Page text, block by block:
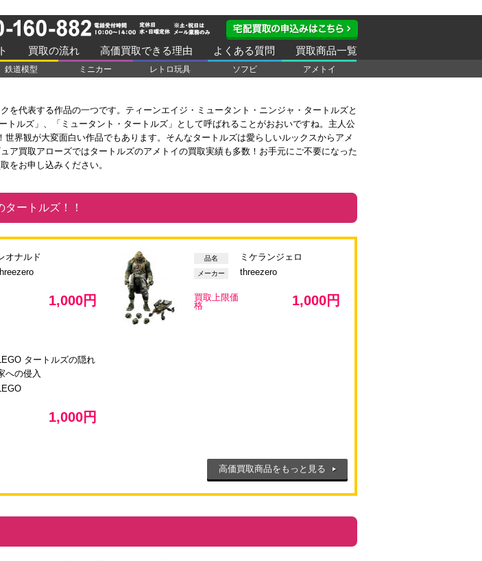
買取商品一覧
よくある質問
高価買取できる理由
買取の流れ
鉄道模型 ミニカー レトロ玩具 ソフビ
アメトイ
を代表する作品の一つです。ティーンエイジ・ミュータント・ニンジャ・タートルズと
トルズ」、「ミュータント・タートルズ」として呼ばれることがおおいですね。主人公
世界観が大変面白い作品でもあります。そんなタートルズは愛らしいルックスからアメ
ア買取アローズではタートルズのアメトイの買取実績も多数！お手元にご不要になった
をお申し込みください。
ートルズ！！
オナルド
1,000円
品名 ミケランジェロ
メーカー threezero
買取上限価
格
1,000円
タートルズの隠れ
への侵入
1,000円
高価買取商品をもっと見る